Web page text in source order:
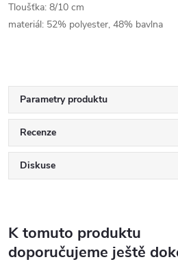
Tloušťka: 8/10 cm
materiál: 52% polyester, 48% bavlna
Parametry produktu
Recenze
Diskuse
K tomuto produktu
doporučujeme ještě